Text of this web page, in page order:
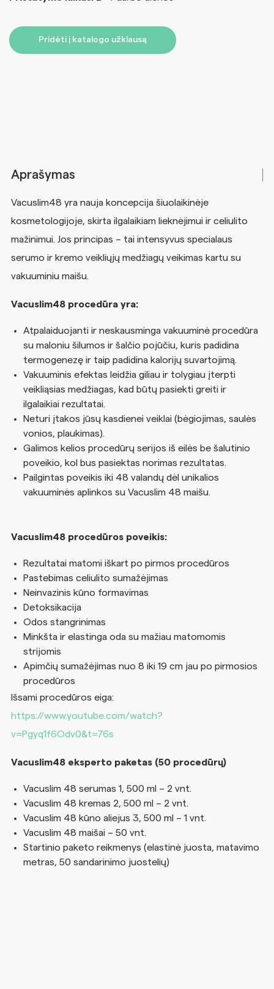
Pridėti į katalogo užklausą
Aprašymas
Vacuslim48 yra nauja koncepcija šiuolaikinėje
kosmetologijoje, skirta ilgalaikiam lieknėjimui ir celiulito
mažinimui. Jos principas – tai intensyvus specialaus
serumo ir kremo veikliųjų medžiagų veikimas kartu su
vakuuminiu maišu.
Vacuslim48 procedūra yra:
Atpalaiduojanti ir neskausminga vakuuminė procedūra
su maloniu šilumos ir šalčio pojūčiu, kuris padidina
termogenezę ir taip padidina kalorijų suvartojimą.
Vakuuminis efektas leidžia giliau ir tolygiau įterpti
veikliąsias medžiagas, kad būtų pasiekti greiti ir
ilgalaikiai rezultatai.
Neturi įtakos jūsų kasdienei veiklai (bėgiojimas, saulės
vonios, plaukimas).
Galimos kelios procedūrų serijos iš eilės be šalutinio
poveikio, kol bus pasiektas norimas rezultatas.
Pailgintas poveikis iki 48 valandų dėl unikalios
vakuuminės aplinkos su Vacuslim 48 maišu.
Vacuslim48 procedūros poveikis:
Rezultatai matomi iškart po pirmos procedūros
Pastebimas celiulito sumažėjimas
Neinvazinis kūno formavimas
Detoksikacija
Odos stangrinimas
Minkšta ir elastinga oda su mažiau matomomis
strijomis
Apimčių sumažėjimas nuo 8 iki 19 cm jau po pirmosios
procedūros
Išsami procedūros eiga:
https://www.youtube.com/watch?
v=Pgyq1f6Odv0&t=76s
Vacuslim48 eksperto paketas (50 procedūrų)
Vacuslim 48 serumas 1, 500 ml – 2 vnt.
Vacuslim 48 kremas 2, 500 ml – 2 vnt.
Vacuslim 48 kūno aliejus 3, 500 ml – 1 vnt.
Vacuslim 48 maišai – 50 vnt.
Startinio paketo reikmenys (elastinė juosta, matavimo
metras, 50 sandarinimo juostelių)